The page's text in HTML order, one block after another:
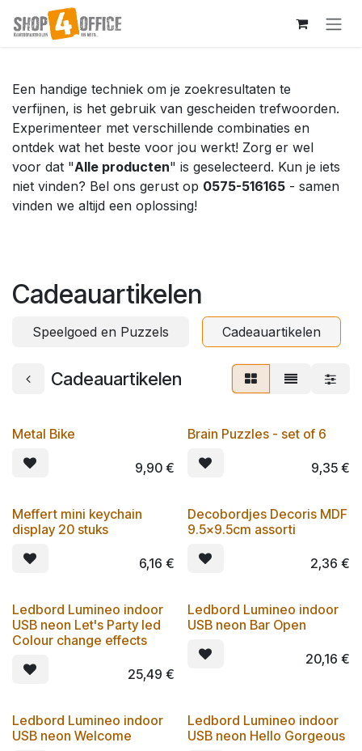
Overslaan naar inhoud
Een handige techniek om je zoekresultaten te
verfijnen, is het gebruik van gescheiden trefwoorden.
Experimenteer met verschillende combinaties en
ontdek wat het beste voor jou werkt! Zorg er wel
voor dat "Alle producten" is geselecteerd. Kun je iets
niet vinden? Bel ons gerust op 0575-516165 - samen
vinden we altijd een oplossing!
Cadeauartikelen
Speelgoed en Puzzels Cadeauartikelen
Cadeauartikelen
Metal Bike
9,90€
Brain Puzzles - set of 6
9,35€
Meffert mini keychain
display 20 stuks
6,16 €
Decobordjes Decoris MDF
9.5x9.5cm assorti
2,36 €
Ledbord Lumineo indoor
USB neon Let's Party led
Colour change effects
25,49 €
Ledbord Lumineo indoor
USB neon Bar Open
20,16 €
Ledbord Lumineo indoor
USB neon Welcome
Ledbord Lumineo indoor
USB neon Hello Gorgeous